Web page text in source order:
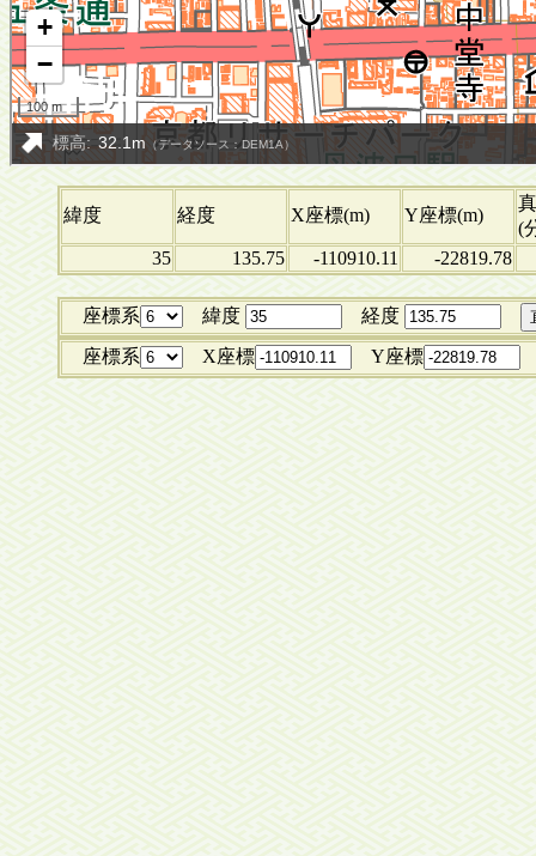
緯度 経度 X座標(m) Y座標(m)
(
35
135.75 -110910.11 -22819.78
座標系 緯度
経度
座標系
X座標 Y座標